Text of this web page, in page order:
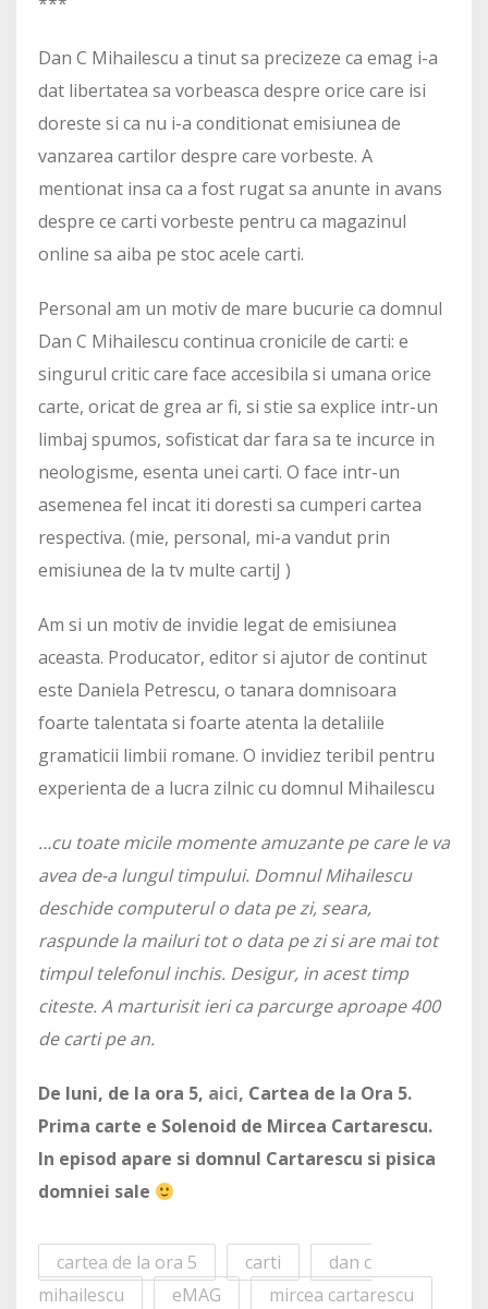
Dan C Mihailescu a tinut sa precizeze ca emag i-a
dat libertatea sa vorbeasca despre orice care isi
doreste si ca nu i-a conditionat emisiunea de
vanzarea cartilor despre care vorbeste. A
mentionat insa ca a fost rugat sa anunte in avans
despre ce carti vorbeste pentru ca magazinul
online sa aiba pe stoc acele carti.
Personal am un motiv de mare bucurie ca domnul
Dan C Mihailescu continua cronicile de carti: e
singurul critic care face accesibila si umana orice
carte, oricat de grea ar fi, si stie sa explice intr-un
limbaj spumos, sofisticat dar fara sa te incurce in
neologisme, esenta unei carti. O face intr-un
asemenea fel incat iti doresti sa cumperi cartea
respectiva. (mie, personal, mi-a vandut prin
emisiunea de la tv multe cartiJ )
Am si un motiv de invidie legat de emisiunea
aceasta. Producator, editor si ajutor de continut
este Daniela Petrescu, o tanara domnisoara
foarte talentata si foarte atenta la detaliile
gramaticii limbii romane. O invidiez teribil pentru
experienta de a lucra zilnic cu domnul Mihailescu
…cu toate micile momente amuzante pe care le va
avea de-a lungul timpului. Domnul Mihailescu
deschide computerul o data pe zi, seara,
raspunde la mailuri tot o data pe zi si are mai tot
timpul telefonul inchis. Desigur, in acest timp
citeste. A marturisit ieri ca parcurge aproape 400
de carti pe an.
De luni, de la ora 5, aici, Cartea de la Ora 5.
Prima carte e Solenoid de Mircea Cartarescu.
In episod apare si domnul Cartarescu si pisica
domniei sale
cartea de la ora 5 carti
dan c
mihailescu
eMAG mircea cartarescu